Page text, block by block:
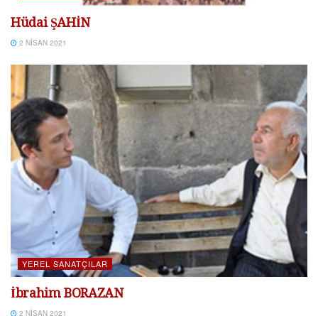
Hüdai ŞAHİN
2 NISAN 2021
YEREL SANATÇILAR
İbrahim BORAZAN
2 NISAN 2021